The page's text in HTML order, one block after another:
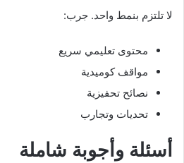
لا تلتزم بنمط واحد. جرب:
محتوى تعليمي سريع
مواقف كوميدية
نصائح تحفيزية
تحديات وتجارب
أسئلة وأجوبة شاملة